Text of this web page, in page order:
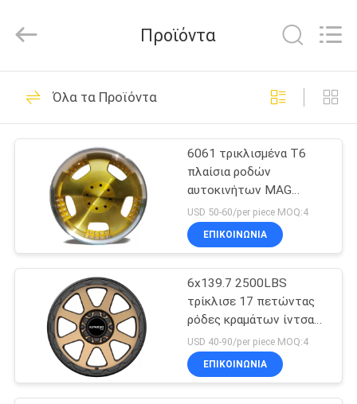
ΣΠΊΤΙ
ΠΡΟΪΌΝΤΑ
ΠΕΡΊΠΟΥ
ΕΜΕΊΣ
ΓΎΡΟΣ
ΕΡΓΟΣΤΑΣΊΩΝ
ΠΟΙΟΤΙΚΌΣ
ΈΛΕΓΧΟΣ
Industry
Co.,Ltd.
Reserved.
Πετώντας ρόδες
κραμάτων
62
Σφυρηλατημένες
ρόδες κραμάτων
αργιλίου
51
Προϊόντα
Όλα τα Προϊόντα
6061 τρικλισμένα T6
πλαίσια ροδών
αυτοκινήτων MAG
κραμάτων Velg ταχέα
USD 50-60/per piece MOQ:4
ΕΠΙΚΟΙΝΩΝΊΑ
6x139.7 2500LBS
τρίκλισε 17 πετώντας
ρόδες κραμάτων ίντσας
για Range Rover
USD 40-90/per piece MOQ:4
ΕΠΙΚΟΙΝΩΝΊΑ